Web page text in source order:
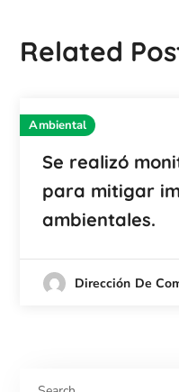
Related
Ambiental
Se realizó
para mitigar
ambientales.
Dirección De